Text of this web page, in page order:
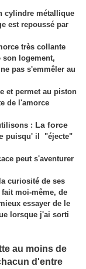
cylindre métallique
est repoussé par
très collante
logement,
pas s'emmêler au
et permet au piston
de l'amorce
: La force
puisqu' il "éjecte"
peut s'aventurer
curiosité de ses
moi-même, de
essayer de le
lorsque j'ai sorti
au moins de
d'entre